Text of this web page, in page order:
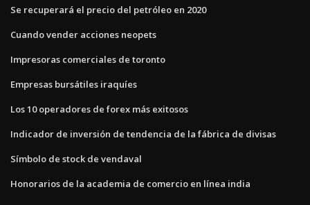
Se recuperará el precio del petróleo en 2020
Cuando vender acciones neopets
Impresoras comerciales de toronto
Empresas bursátiles iraquíes
Los 10 operadores de forex más exitosos
Indicador de inversión de tendencia de la fábrica de divisas
Símbolo de stock de vendaval
Honorarios de la academia de comercio en línea india